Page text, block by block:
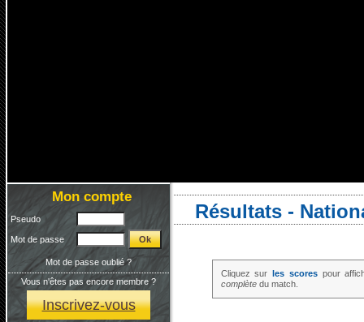
Mon compte
Pseudo
Mot de passe
Mot de passe oublié ?
Vous n'êtes pas encore membre ?
Inscrivez-vous
Résultats -
Cliquez sur les scorespour
complètedu match.